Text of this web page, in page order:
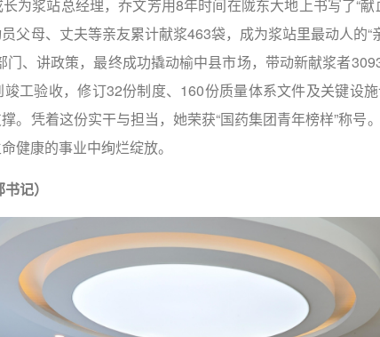
为浆站总经理，乔文芳用8年时间在陇东大地上书写了“献
父母、丈夫等亲友累计献浆463袋，成为浆站里最动人的“
门、讲政策，最终成功撬动榆中县市场，带动新献浆者
工验收，修订32份制度、160份质量体系文件及关键设
。凭着这份实干与担当，她荣获“国药集团青年榜样”称号
健康的事业中绚烂绽放。
记）